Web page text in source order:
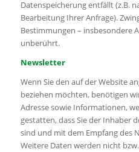
Datenspeicherung entfällt (z.B.
Bearbeitung Ihrer Anfrage).
Bestimmungen – insbesondere
unberührt.
Newsletter
Wenn Sie den auf der Website
beziehen möchten, benötigen
Adresse sowie Informationen,
gestatten, dass Sie der Inhaber
sind und mit dem Empfang des
Weitere Daten werden nicht